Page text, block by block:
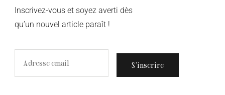
Inscrivez-vous et soyez averti dès
qu’un nouvel article paraît !
S’inscrire